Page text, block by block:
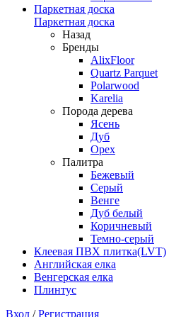
Паркетная доска
Паркетная доска
Назад
Бренды
AlixFloor
Quartz Parquet
Polarwood
Karelia
Порода дерева
Ясень
Дуб
Орех
Палитра
Бежевый
Серый
Венге
Дуб белый
Коричневый
Темно-серый
Клеевая ПВХ плитка(LVT)
Английская елка
Венгерская елка
Плинтус
Вход /Регистрация